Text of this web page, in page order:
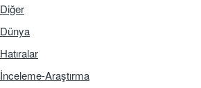
Diğer
Dünya
Hatıralar
İnceleme-Araştırma